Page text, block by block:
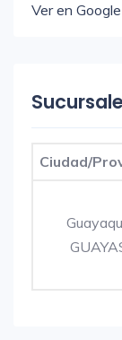
Ver en
Ciudad/